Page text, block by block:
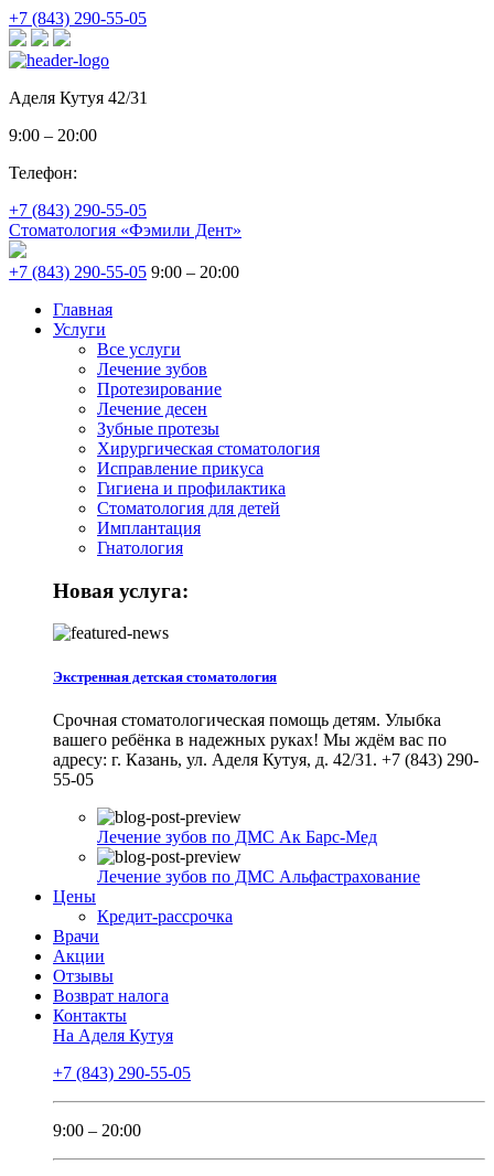
+7 (843) 290-55-05
Аделя Кутуя 42/31
9:00 – 20:00
Телефон:
+7 (843) 290-55-05
Стоматология «Фэмили Дент»
+7 (843) 290-55-05 9:00 – 20:00
Главная
Услуги
Все услуги
Лечение зубов
Протезирование
Лечение десен
Зубные протезы
Хирургическая стоматология
Исправление прикуса
Гигиена и профилактика
Стоматология для детей
Имплантация
Гнатология
Новая услуга:
Экстренная детская стоматология
Срочная стоматологическая помощь детям. Улыбка
вашего ребёнка в надежных руках! Мы ждём вас по
адресу: г. Казань, ул. Аделя Кутуя, д. 42/31. +7 (843) 290-
55-05
Лечение зубов по ДМС Ак Барс-Мед
Лечение зубов по ДМС Альфастрахование
Цены
Кредит-рассрочка
Врачи
Акции
Отзывы
Возврат налога
Контакты
На Аделя Кутуя
+7 (843) 290-55-05
9:00 – 20:00